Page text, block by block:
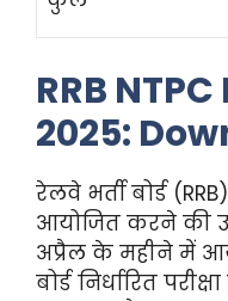
RRB
2025:
रेलवे भर्ती बोर्ड
आयोजित करने की
अप्रैल के महीने में
बोर्ड निर्धारित